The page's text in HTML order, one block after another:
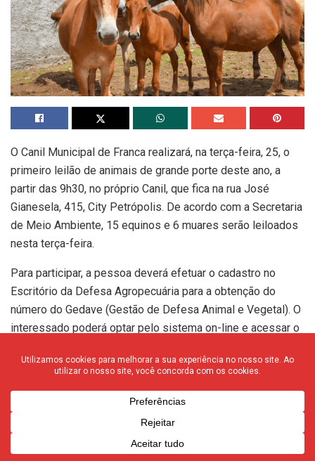
O Canil Municipal de Franca realizará, na terça-feira, 25, o
primeiro leilão de animais de grande porte deste ano, a
partir das 9h30, no próprio Canil, que fica na rua José
Gianesela, 415, City Petrópolis. De acordo com a Secretaria
de Meio Ambiente, 15 equinos e 6 muares serão leiloados
nesta terça-feira.
Para participar, a pessoa deverá efetuar o cadastro no
Escritório da Defesa Agropecuária para a obtenção do
número do Gedave (Gestão de Defesa Animal e Vegetal). O
interessado poderá optar pelo sistema on-line e acessar o
anexando o comprovante de endereço e documentos
unidade, que fica na rua Capitão Zeca de Paula, 883, Jardim
Consolação e funciona de segunda a sexta-feira, das 8 às
11 horas e das 13 às 17 horas.